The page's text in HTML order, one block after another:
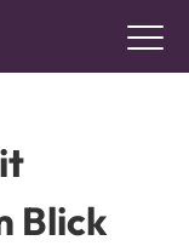
Blick